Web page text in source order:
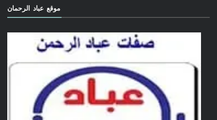
موقع عباد الرحمان